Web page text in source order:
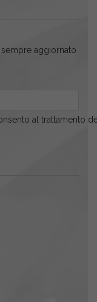
aggiornato
al trattamento